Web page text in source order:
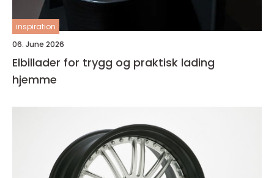
inspiration
06. June 2026
Elbillader for trygg og praktisk lading
hjemme